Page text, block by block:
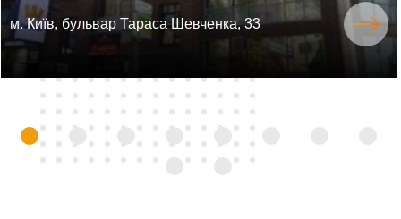
м. Київ, бульвар Тараса Шевченка, 33